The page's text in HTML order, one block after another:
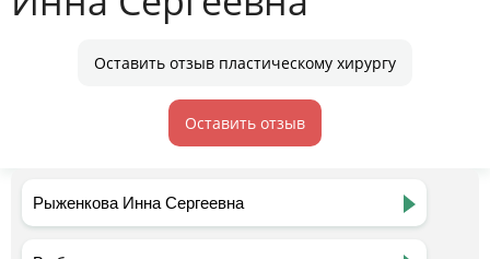
Оставить отзыв пластическому хирургу
Оставить отзыв